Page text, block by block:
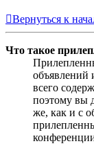
Вернуться к
Что такое
объявлений
всего
поэтому вы
же, как и с